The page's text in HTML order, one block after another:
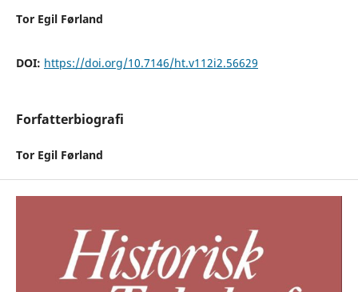
Tor Egil Førland
DOI: https://doi.org/10.7146/ht.v112i2.56629
Forfatterbiografi
Tor Egil Førland